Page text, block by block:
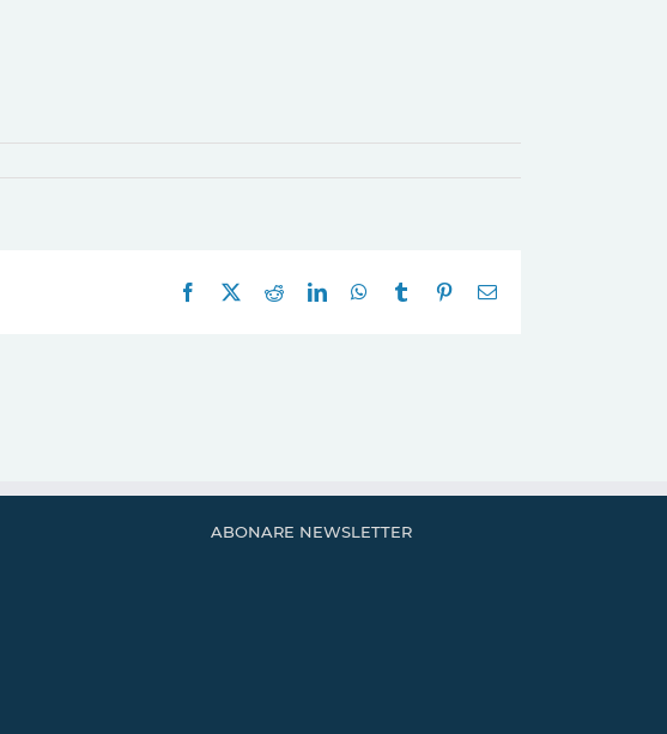
Facebook RedditLinkedInWhatsApp
Tumblr Pinterest
E-
ABONARE NEWSLETTER